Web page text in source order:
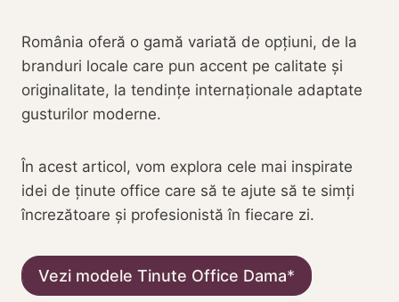
România oferă o gamă variată de opțiuni, de la
branduri locale care pun accent pe calitate și
originalitate, la tendințe internaționale adaptate
gusturilor moderne.
În acest articol, vom explora cele mai inspirate
idei de ținute office care să te ajute să te simți
încrezătoare și profesionistă în fiecare zi.
Vezi modele Tinute Office Dama